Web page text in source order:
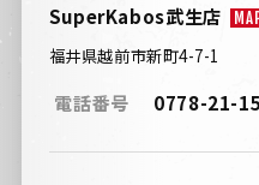
SuperKabos武生店
福井県越前市新町4-7-1
電話番号 0778-21-